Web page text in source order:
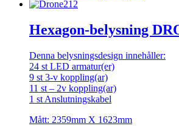
Hexagon-belysning
Denna belysningsdesign innehåller:
24 st LED armatur(er)
9 st 3-v koppling(ar)
11 st – 2v koppling(ar)
1 st Anslutningskabel
Mått: 2359mm X 1623mm